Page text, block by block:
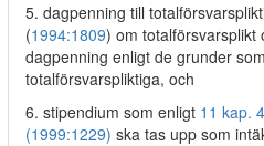
5. dagpenning till
(1994:1809) om totalförsvarsplikt
dagpenning enligt de grunder
totalförsvarspliktiga, och
6. stipendium som enligt 11 kap.
(1999:1229) ska tas upp som